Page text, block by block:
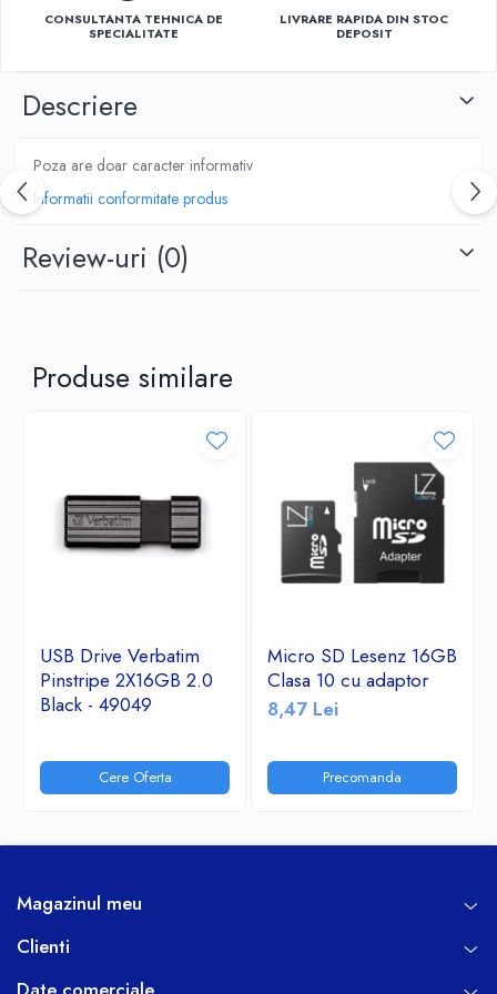
Ventilatoare
CONSULTANTA TEHNICA DE
SPECIALITATE
LIVRARE RAPIDA DIN STOC
DEPOSIT
Descriere
Poza are doar caracter informativ
Informatii conformitate produs
Review-uri (0)
Produse similare
USB Drive Verbatim
Pinstripe 2X16GB 2.0
Black - 49049
Cere Oferta
Micro SD Lesenz 16GB
Clasa 10 cu adaptor
8,47 Lei
Precomanda
Magazinul meu
Clienti